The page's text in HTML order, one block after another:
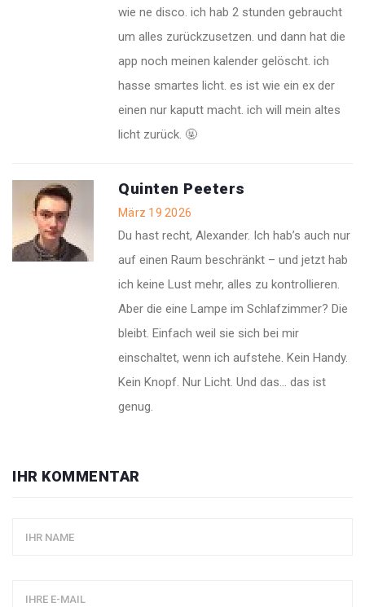
wie ne disco. ich hab 2 stunden gebraucht
um alles zurückzusetzen. und dann hat die
app noch meinen kalender gelöscht. ich
hasse smartes licht. es ist wie ein ex der
einen nur kaputt macht. ich will mein altes
licht zurück. 🤬
Quinten Peeters
März 19 2026
Du hast recht, Alexander. Ich hab’s auch nur
auf einen Raum beschränkt – und jetzt hab
ich keine Lust mehr, alles zu kontrollieren.
Aber die eine Lampe im Schlafzimmer? Die
bleibt. Einfach weil sie sich bei mir
einschaltet, wenn ich aufstehe. Kein Handy.
Kein Knopf. Nur Licht. Und das… das ist
genug.
IHR KOMMENTAR